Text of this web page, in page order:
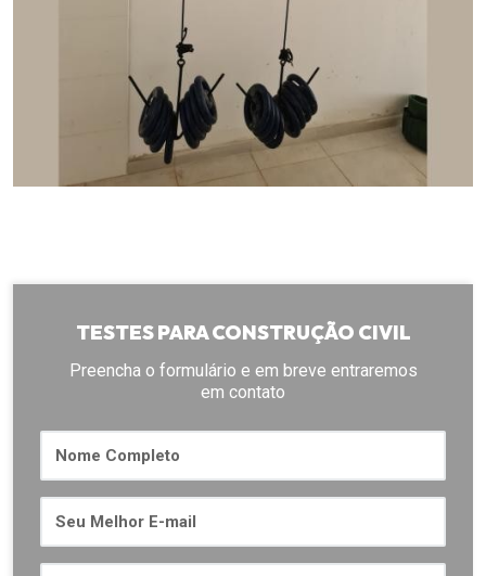
TESTES PARA CONSTRUÇÃO CIVIL
Preencha o formulário e em breve entraremos
em contato